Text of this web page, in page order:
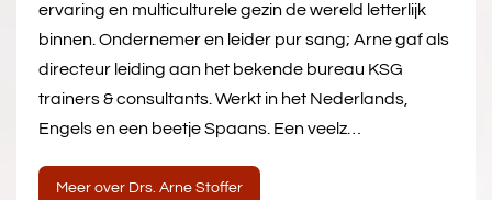
ervaring en multiculturele gezin de wereld letterlijk
binnen. Ondernemer en leider pur sang; Arne gaf als
directeur leiding aan het bekende bureau KSG
trainers & consultants. Werkt in het Nederlands,
Engels en een beetje Spaans. Een veelz…
Meer over Drs. Arne Stoffer